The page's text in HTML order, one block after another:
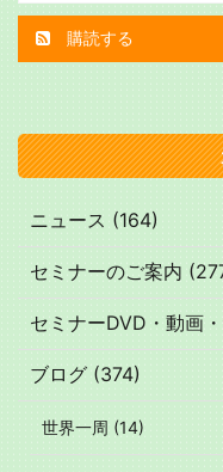
購読する
ニュース (164)
セミナーのご案内
セミナーDVD・動画
ブログ (374)
世界一周 (14)